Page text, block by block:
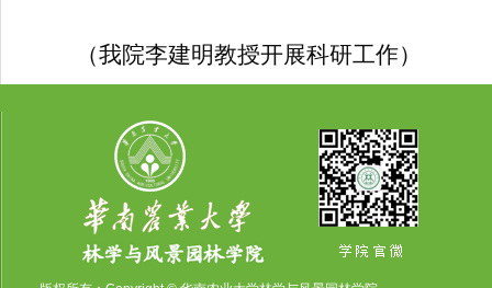
（我院李建明教授开展科研工作）